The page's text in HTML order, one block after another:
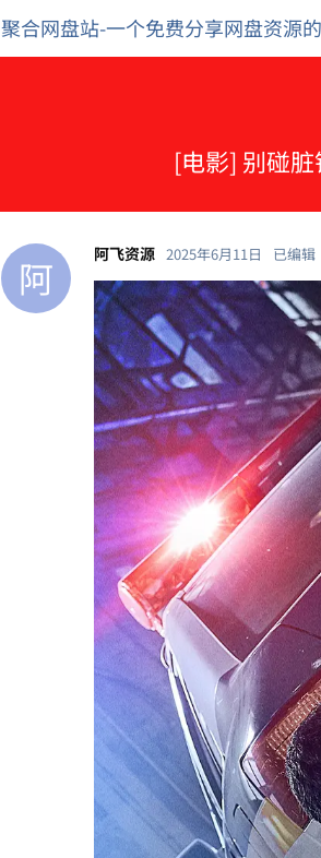
聚合网盘站-一个免费分享网盘资源
[电影] 别碰
阿 阿飞资源 2025年6月11日 已编辑